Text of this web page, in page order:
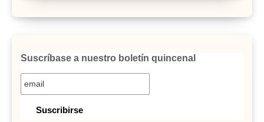
Suscríbase a nuestro boletín quincenal